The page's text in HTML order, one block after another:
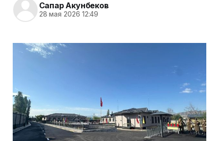
Сапар Акунбеков
28 мая 2026 12:49